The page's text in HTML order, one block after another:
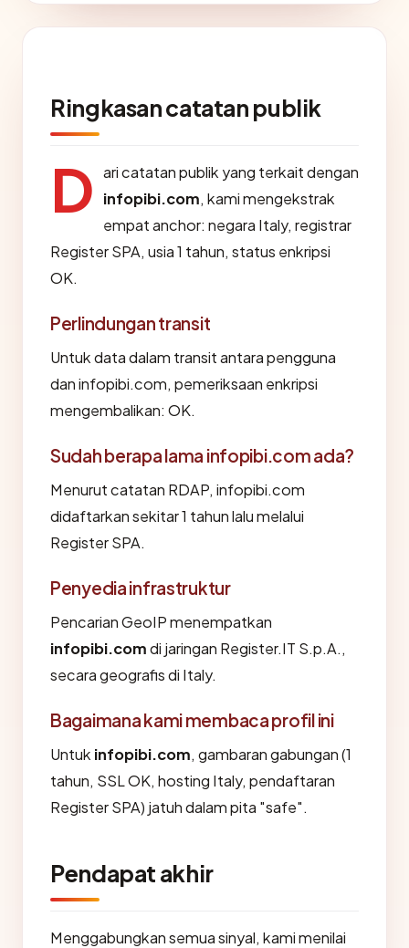
Ringkasan catatan publik
D ari catatan publik yang terkait dengan
infopibi.com, kami mengekstrak
empat anchor: negara Italy, registrar
Register SPA, usia 1 tahun, status enkripsi
OK.
Perlindungan transit
Untuk data dalam transit antara pengguna
dan infopibi.com, pemeriksaan enkripsi
mengembalikan: OK.
Sudah berapa lama infopibi.com ada?
Menurut catatan RDAP, infopibi.com
didaftarkan sekitar 1 tahun lalu melalui
Register SPA.
Penyedia infrastruktur
Pencarian GeoIP menempatkan
infopibi.comdi jaringan Register.IT S.p.A.,
secara geografis di Italy.
Bagaimana kami membaca profil ini
Untuk infopibi.com, gambaran gabungan (1
tahun, SSL OK, hosting Italy, pendaftaran
Register SPA) jatuh dalam pita "safe".
Pendapat akhir
Menggabungkan semua sinyal, kami menilai